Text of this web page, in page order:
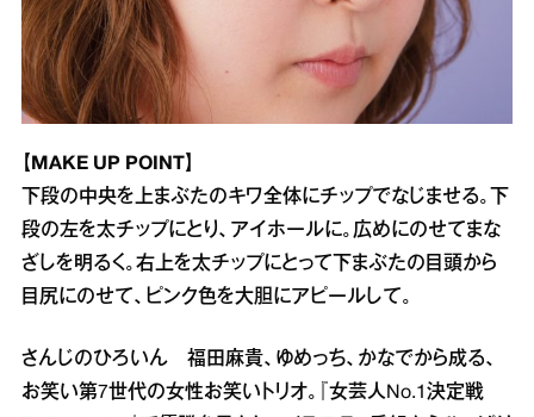
【MAKE UP POINT】
下段の中央を上まぶたのキワ全体にチップでなじませる。下
段の左を太チップにとり、アイホールに。広めにのせてまな
ざしを明るく。右上を太チップにとって下まぶたの目頭から
目尻にのせて、ピンク色を大胆にアピールして。
さんじのひろいん 福田麻貴、ゆめっち、かなでから成る、
お笑い第7世代の女性お笑いトリオ。『女芸人No.1決定戦